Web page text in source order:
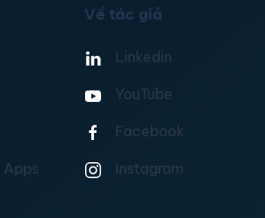
Apps
Về tác giả
Linkedin
YouTube
Facebook
Instagram